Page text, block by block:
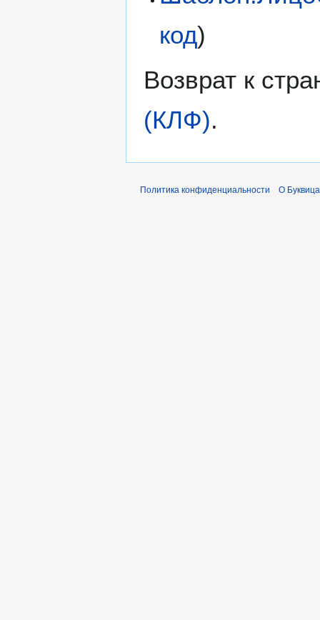
код)
Возврат к
(КЛФ).
Политика конфиденциальности О Буквица